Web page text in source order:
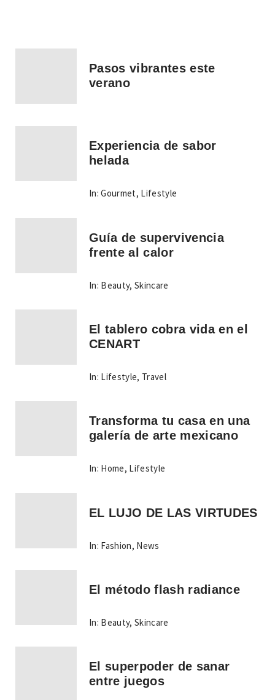
Pasos vibrantes este
verano
Experiencia de sabor
helada
In: Gourmet, Lifestyle
Guía de supervivencia
frente al calor
In: Beauty,Skincare
El tablero cobra vida en el
CENART
In: Lifestyle, Travel
Transforma tu casa en una
galería de arte mexicano
In: Home, Lifestyle
EL LUJO DE LAS VIRTUDES
In: Fashion, News
El método flash radiance
In: Beauty,Skincare
El superpoder de sanar
entre juegos